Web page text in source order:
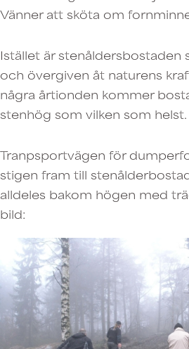
Vänner att sköta om
Istället är stenåldersbostaden
och övergiven åt naturens
några årtionden kommer
stenhög som vilken som helst.
Tranpsportvägen för
stigen fram till
alldeles bakom högen med
bild: